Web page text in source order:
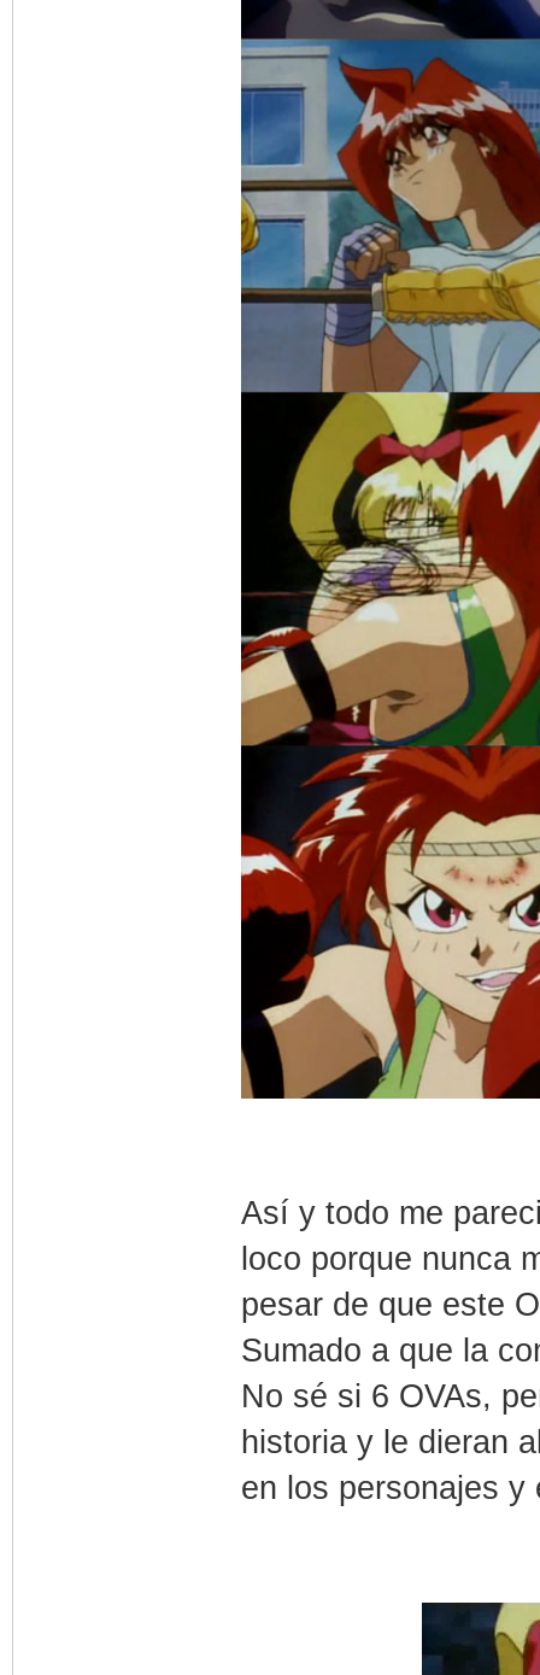
Así y todo me
loco porque nunca
pesar de que este
Sumado a que la
No sé si 6 OVAs,
historia y le dieran
en los personajes